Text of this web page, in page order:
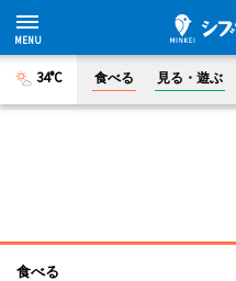
34°C 食べる 見る・遊ぶ
食べる